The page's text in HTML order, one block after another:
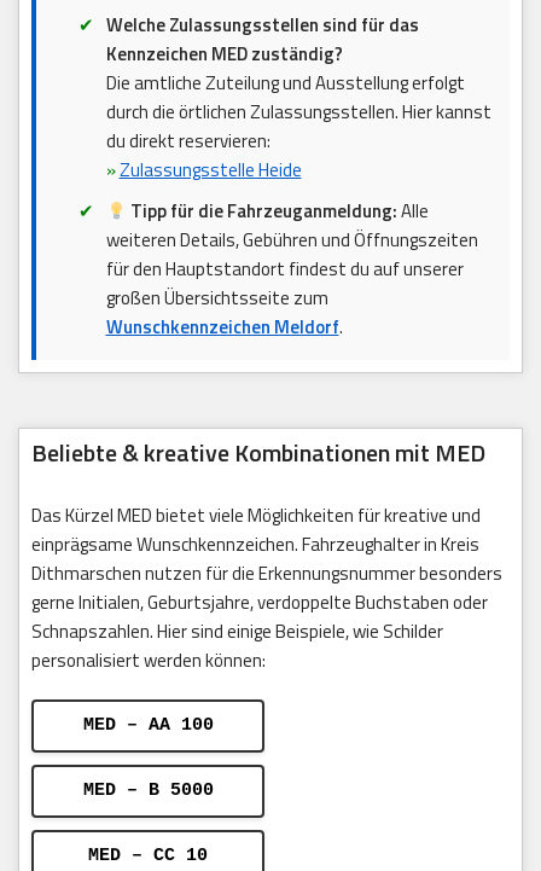
Welche Zulassungsstellen sind für das
Kennzeichen MED zuständig?
Die amtliche Zuteilung und Ausstellung erfolgt
durch die örtlichen Zulassungsstellen. Hier kannst
du direkt reservieren:
»Zulassungsstelle Heide
Tipp für die Fahrzeuganmeldung:Alle
weiteren Details, Gebühren und Öffnungszeiten
für den Hauptstandort findest du auf unserer
großen Übersichtsseite zum
Wunschkennzeichen Meldorf.
Beliebte & kreative Kombinationen mit MED
Das Kürzel MED bietet viele Möglichkeiten für kreative und
einprägsame Wunschkennzeichen. Fahrzeughalter in Kreis
Dithmarschen nutzen für die Erkennungsnummer besonders
gerne Initialen, Geburtsjahre, verdoppelte Buchstaben oder
Schnapszahlen. Hier sind einige Beispiele, wie Schilder
personalisiert werden können:
MED – AA 100
MED – B 5000
MED – CC 10